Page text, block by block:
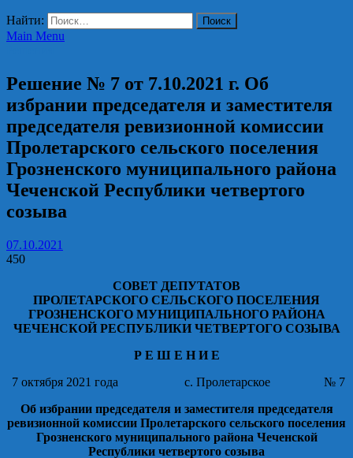
Найти:
Main Menu
Решение № 7 от 7.10.2021 г. Об
избрании председателя и заместителя
председателя ревизионной комиссии
Пролетарского сельского поселения
Грозненского муниципального района
Чеченской Республики четвертого
созыва
07.10.2021
450
СОВЕТ ДЕПУТАТОВ
ПРОЛЕТАРСКОГО СЕЛЬСКОГО ПОСЕЛЕНИЯ
ГРОЗНЕНСКОГО МУНИЦИПАЛЬНОГО РАЙОНА
ЧЕЧЕНСКОЙ РЕСПУБЛИКИ ЧЕТВЕРТОГО СОЗЫВА
Р Е Ш Е Н И Е
7 октября 2021 года с. Пролетарское № 7
Об избрании председателя и заместителя председателя
ревизионной комиссии Пролетарского сельского поселения
Грозненского муниципального района Чеченской
Республики четвертого созыва